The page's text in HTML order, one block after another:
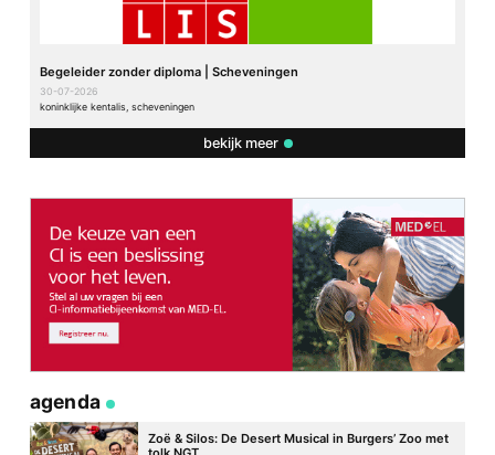
Begeleider zonder diploma | Scheveningen
30-07-2026
koninklijke kentalis, scheveningen
bekijk meer
agenda
Zoë & Silos: De Desert Musical in Burgers’ Zoo met